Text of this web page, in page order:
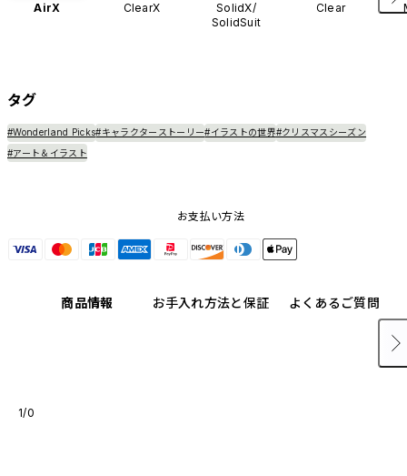
AirX ClearX
SolidX/
SolidSuit
Clear
タグ
#Wonderland Picks#キャラクターストーリー#イラストの世界#クリスマスシーズン
#アート＆イラスト
お支払い方法
商品情報 お手入れ方法と保証 よくあるご質問
1/0